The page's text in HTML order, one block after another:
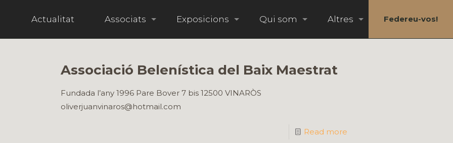
Actualitat Associats Exposicions Qui som Altres Federeu-vos!
Associació Belenística del Baix Maestrat
Fundada l’any 1996 Pare Bover 7 bis 12500 VINARÒS
oliverjuanvinaros@hotmail.com
Read more